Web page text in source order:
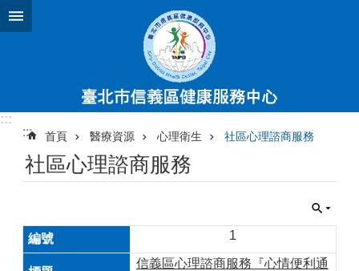
跳到主要內容區塊
:::
:::
首頁 醫療資源 心理衛生 社區心理諮商服務
社區心理諮商服務
1
信義區心理諮商服務『心情便利通